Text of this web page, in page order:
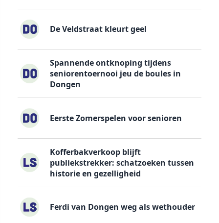
De Veldstraat kleurt geel
Spannende ontknoping tijdens
seniorentoernooi jeu de boules in
Dongen
Eerste Zomerspelen voor senioren
Kofferbakverkoop blijft
publiekstrekker: schatzoeken tussen
historie en gezelligheid
Ferdi van Dongen weg als wethouder